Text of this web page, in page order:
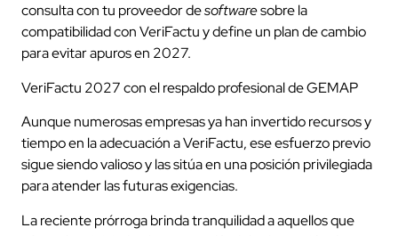
consulta con tu proveedor desoftwaresobre la
compatibilidad con VeriFactu y define un plan de cambio
para evitar apuros en 2027.
VeriFactu 2027 con el respaldo profesional de GEMAP
Aunque numerosas empresas ya han invertido recursos y
tiempo en la adecuación a VeriFactu, ese esfuerzo previo
sigue siendo valioso y las sitúa en una posición privilegiada
para atender las futuras exigencias.
La reciente prórroga brinda tranquilidad a aquellos que